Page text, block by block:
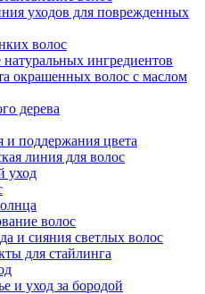
уходов для поврежденных
волос
ингредиентов
окрашенных волос с маслом
дерева
и поддержания цвета
линия для волос
уход
волос
и сияния светлых волос
для стайлинга
и уход за бородой